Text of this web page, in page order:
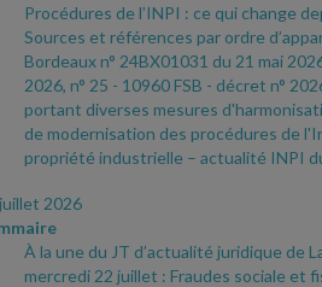
Procédures de l’INPI : ce qui change
Sources et références par ordre
Bordeaux n° 24BX01031 du 21 mai
2026, n° 25 - 10960 FSB - décret n°
portant diverses mesures
de modernisation des procédures de
propriété industrielle – actualité INPI
2026
À la une du JT d’actualité juridique de
mercredi 22 juillet : Fraudes sociale et